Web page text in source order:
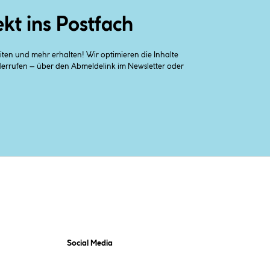
ins Postfach
und mehr erhalten! Wir optimieren die Inhalte
– über den Abmeldelink im Newsletter oder
Social Media